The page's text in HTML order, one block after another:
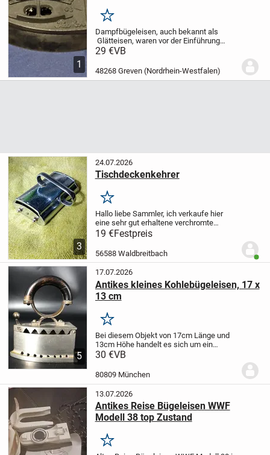
1
Merken
Dampfbügeleisen, auch bekannt als
Glätteisen, waren vor der Einführung
elektrischer Bügeleisen ein fester
gusseiserne Exemplar zeigt das
einfache, aber effektive...
29 €VB
48268 Greven (Nordrhein-Westfalen)
3
24.07.2026
Tischdeckenkehrer
Merken
Hallo liebe Sammler, ich verkaufe hier
eine sehr gut erhaltene verchromte
Tischkehrmaschine aus stabilem Metall,
welch Krümel und Staub von Tischdecken
entfernt. Der Mechanismus und die
Kehrrolle...
19 €Festpreis
56588 Waldbreitbach
5
17.07.2026
Antikes kleines Kohlebügeleisen, 17 x
13 cm
Merken
Bei diesem Objekt von 17cm Länge und
13cm Höhe handelt es sich um ein
kleineres antikes Kohlebügeleisen,
Innenraumes mit jeder Art von glühender
Kohle zeitlose Funktionali...
30 €VB
80809 München
13.07.2026
Antikes Reise Bügeleisen WWF
Modell 38 top Zustand
Merken